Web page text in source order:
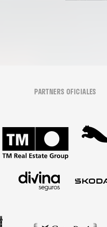
PARTNERS OFICIALES